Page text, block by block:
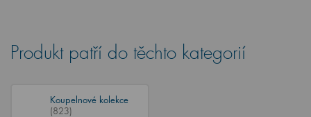
Produkt patří do těchto kategorií
Koupelnové kolekce
(823)